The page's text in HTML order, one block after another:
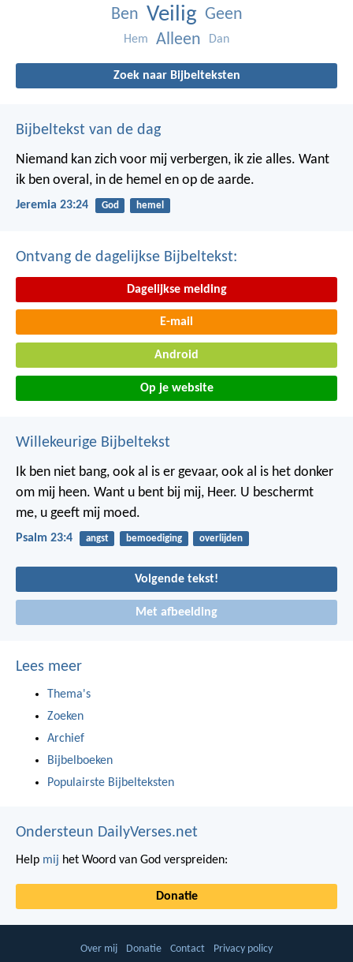
Ben Veilig Geen
Hem Alleen Dan
Zoek naar Bijbelteksten
Bijbeltekst van de dag
Niemand kan zich voor mij verbergen, ik zie alles. Want
ik ben overal, in de hemel en op de aarde.
Jeremia 23:24 God hemel
Ontvang de dagelijkse Bijbeltekst:
Dagelijkse melding
E-mail
Android
Op je website
Willekeurige Bijbeltekst
Ik ben niet bang, ook al is er gevaar, ook al is het donker
om mij heen. Want u bent bij mij, Heer. U beschermt
me, u geeft mij moed.
Psalm 23:4 angst bemoediging overlijden
Volgende tekst!
Met afbeelding
Lees meer
Thema's
Zoeken
Archief
Bijbelboeken
Populairste Bijbelteksten
Ondersteun DailyVerses.net
Help mij het Woord van God verspreiden:
Donatie
Over mij Donatie Contact Privacy policy